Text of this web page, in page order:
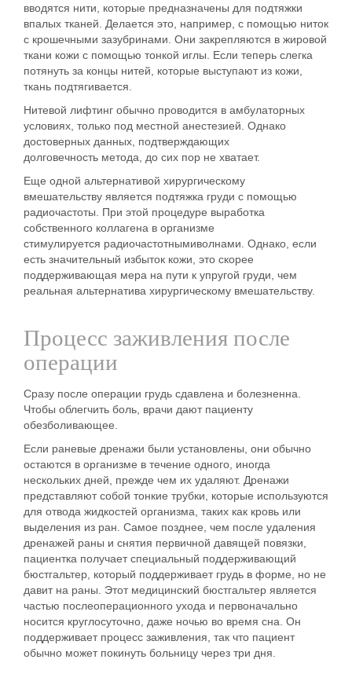
вводятся нити, которые предназначены для подтяжки
впалых тканей. Делается это, например, с помощью ниток
с крошечными зазубринами. Они закрепляются в жировой
ткани кожи с помощью тонкой иглы. Если теперь слегка
потянуть за концы нитей, которые выступают из кожи,
ткань подтягивается.
Нитевой лифтинг обычно проводится в амбулаторных
условиях, только под местной анестезией. Однако
достоверных данных, подтверждающих
долговечность метода , до сих пор не хватает.
Еще одной альтернативой хирургическому
вмешательству является подтяжка груди с помощью
радиочастоты . При этой процедуре выработка
собственного коллагена в организме
стимулируется радиочастотнымиволнами. Однако, если
есть значительный избыток кожи, это скорее
поддерживающая мера на пути к упругой груди, чем
реальная альтернатива хирургическому вмешательству.
Процесс заживления после
операции
Сразу после операции грудь сдавлена и болезненна.
Чтобы облегчить боль , врачи дают пациенту
обезболивающее.
Если раневые дренажи были установлены, они обычно
остаются в организме в течение одного, иногда
нескольких дней, прежде чем их удаляют. Дренажи
представляют собой тонкие трубки, которые используются
для отвода жидкостей организма, таких как кровь или
выделения из ран. Самое позднее, чем после удаления
дренажей раны и снятия первичной давящей повязки,
пациентка получает специальный поддерживающий
бюстгальтер , который поддерживает грудь в форме, но не
давит на раны. Этот медицинский бюстгальтер является
частью послеоперационного ухода и первоначально
носится круглосуточно, даже ночью во время сна. Он
поддерживает процесс заживления , так что пациент
обычно может покинуть больницу через три дня